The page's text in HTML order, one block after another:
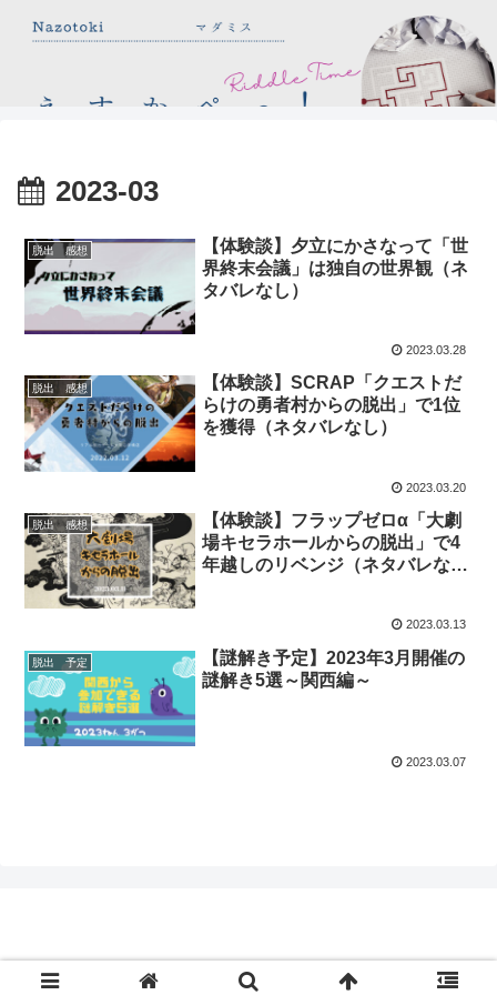
2023-03
脱出 感想
【体験談】夕立にかさなって「世
界終末会議」は独自の世界観（ネ
タバレなし）
2023.03.28
脱出 感想
【体験談】SCRAP「クエストだ
らけの勇者村からの脱出」で1位
を獲得（ネタバレなし）
2023.03.20
脱出 感想
【体験談】フラップゼロα「大劇
場キセラホールからの脱出」で4
年越しのリベンジ（ネタバレな
2023.03.13
脱出 予定
【謎解き予定】2023年3月開催の
謎解き5選～関西編～
2023.03.07
© 2020 .